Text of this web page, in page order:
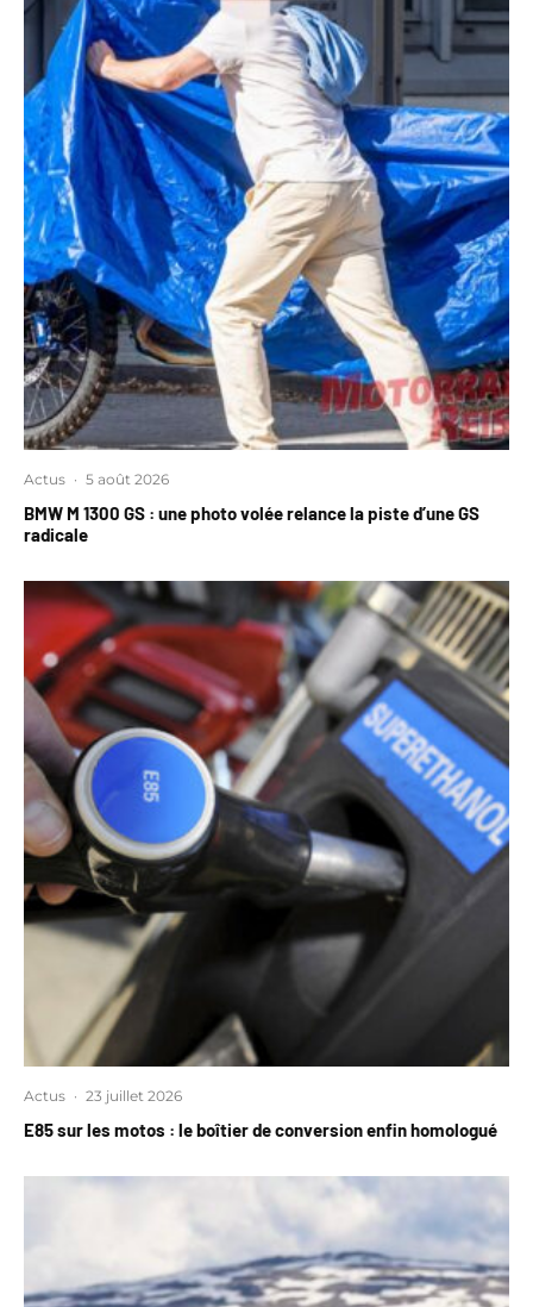
Actus · 5 août 2026
BMW M 1300 GS : une photo volée relance la piste d’une GS
radicale
Actus · 23 juillet 2026
E85 sur les motos : le boîtier de conversion enfin homologué